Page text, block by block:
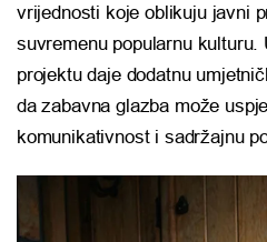
vrijednosti koje oblikuju javni
suvremenu popularnu
projektu daje dodatnu
da zabavna glazba može
komunikativnost i sadržajnu